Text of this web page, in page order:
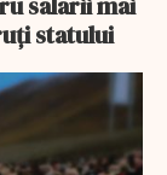
statului